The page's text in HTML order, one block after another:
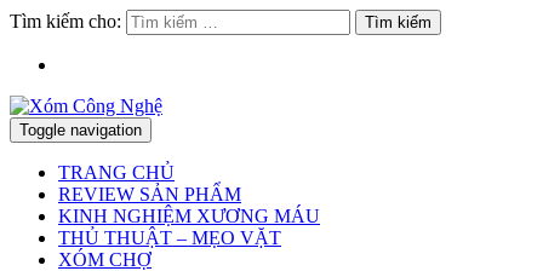
Tìm kiếm cho:
Toggle navigation
TRANG CHỦ
REVIEW SẢN PHẨM
KINH NGHIỆM XƯƠNG MÁU
THỦ THUẬT – MẸO VẶT
XÓM CHỢ